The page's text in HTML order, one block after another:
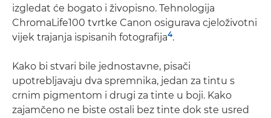
izgledat će bogato i živopisno. Tehnologija
ChromaLife100 tvrtke Canon osigurava cjeloživotni
vijek trajanja ispisanih fotografija4.
Kako bi stvari bile jednostavne, pisači
upotrebljavaju dva spremnika, jedan za tintu s
crnim pigmentom i drugi za tinte u boji. Kako
zajamčeno ne biste ostali bez tinte dok ste usred